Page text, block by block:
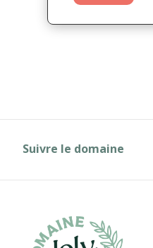
Suivre le domaine